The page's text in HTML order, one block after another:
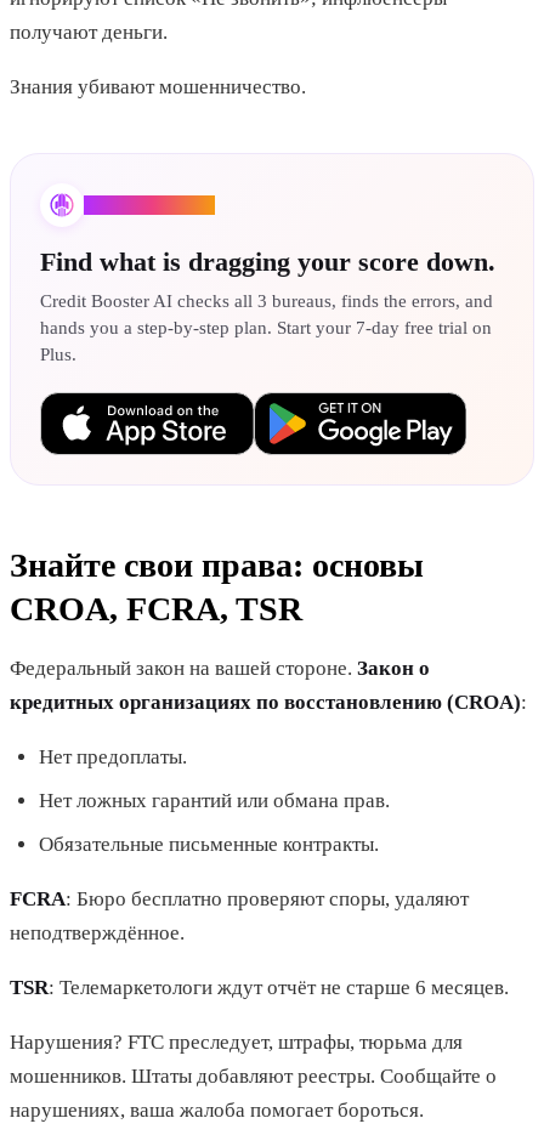
получают деньги.
Знания убивают мошенничество.
Find what is dragging your score down.
Credit Booster AI checks all 3 bureaus, finds the errors, and
hands you a step-by-step plan. Start your 7-day free trial on
Plus.
Знайте свои права: основы
CROA, FCRA, TSR
Федеральный закон на вашей стороне. Закон о
кредитных организациях по восстановлению (CROA):
Нет предоплаты.
Нет ложных гарантий или обмана прав.
Обязательные письменные контракты.
FCRA: Бюро бесплатно проверяют споры, удаляют
неподтверждённое.
TSR: Телемаркетологи ждут отчёт не старше 6 месяцев.
Нарушения? FTC преследует, штрафы, тюрьма для
мошенников. Штаты добавляют реестры. Сообщайте о
нарушениях, ваша жалоба помогает бороться.